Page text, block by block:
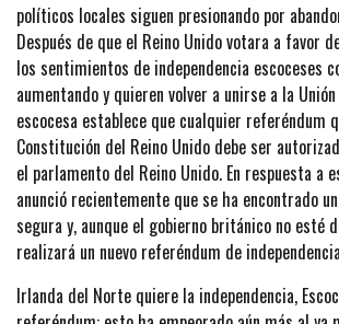
políticos locales siguen presionando por
Después de que el Reino Unido votara a favor
los sentimientos de independencia escoceses
aumentando y quieren volver a unirse a la Unión
escocesa establece que cualquier referéndum
Constitución del Reino Unido debe ser
el parlamento del Reino Unido. En respuesta a
anunció recientemente que se ha encontrado
segura y, aunque el gobierno británico no esté
realizará un nuevo referéndum de
Irlanda del Norte quiere la independencia,